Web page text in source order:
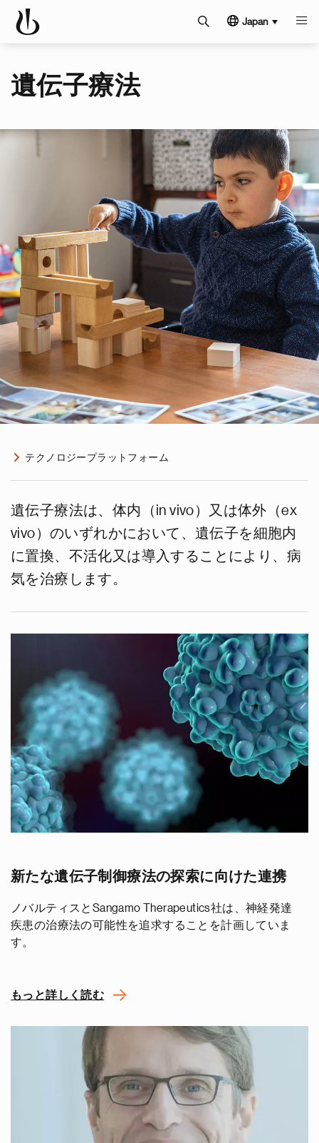
Japan
遺伝子療法
テクノロジープラットフォーム
遺伝子療法は、体内（in vivo）又は体外（ex
vivo）のいずれかにおいて、遺伝子を細胞内
に置換、不活化又は導入することにより、病
気を治療します。
新たな遺伝子制御療法の探索に向けた連携
ノバルティスとSangamo Therapeutics社は、神経発達
疾患の治療法の可能性を追求することを計画していま
す。
もっと詳しく読む